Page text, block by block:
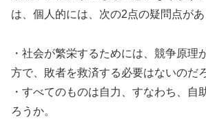
は、個人的には、次の2点の疑問点があ
・社会が繁栄するためには、競争原理
方で、敗者を救済する必要はないのだ
・すべてのものは自力、すなわち、自
ろうか。